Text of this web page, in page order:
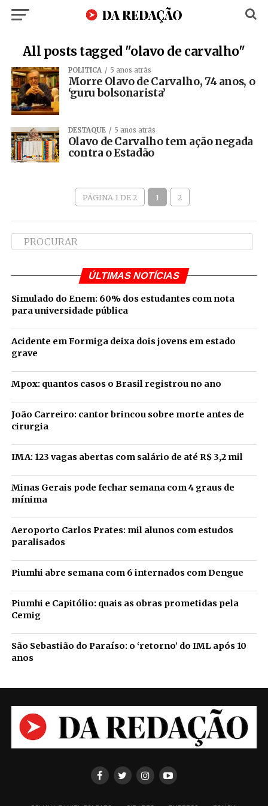
All posts tagged "olavo de carvalho"
POLÍTICA 5 anos atrás
Morre Olavo de Carvalho, 74 anos, o
‘guru bolsonarista’
DESTAQUE 5 anos atrás
Olavo de Carvalho tem ação negada
contra o Estadão
PÁGINA 1 DE 2 1 2
ÚLTIMAS NOTÍCIAS
Simulado do Enem: 60% dos estudantes com nota
para universidade pública
Acidente em Formiga deixa dois jovens em estado
grave
Mpox: quantos casos o Brasil registrou no ano
João Carreiro: cantor brincou sobre morte antes de
cirurgia
IMA: 123 vagas abertas com salário de até R$ 3,2 mil
Minas Gerais pode fechar semana com 4 graus de
mínima
Aeroporto Carlos Prates: mil alunos com estudos
paralisados
Piumhi abre semana com 6 internados com Dengue
Piumhi e Capitólio: quais as obras prometidas pela
Cemig
São Sebastião do Paraíso: o ‘retorno’ do IML após 10
anos